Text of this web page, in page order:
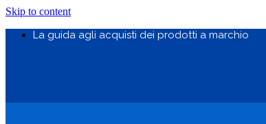
Skip to content
La guida agli acquisti dei prodotti a marchio